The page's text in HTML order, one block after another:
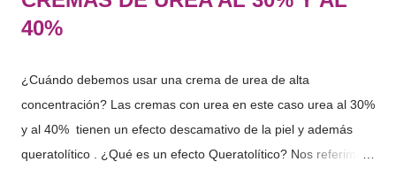
40%
¿Cuándo debemos usar una crema de urea de alta
concentración? Las cremas con urea en este caso urea al 30%
y al 40% tienen un efecto descamativo de la piel y además
queratolítico . ¿Qué es un efecto Queratolítico? Nos referimos